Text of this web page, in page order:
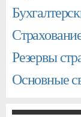
Резервы
Основные